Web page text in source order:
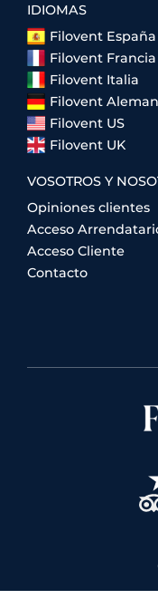
IDIOMAS
Filovent España
Filovent Francia
Filovent Italia
Filovent
Filovent US
Filovent UK
VOSOTROS Y
Opiniones clientes
Acceso
Acceso Cliente
Contacto